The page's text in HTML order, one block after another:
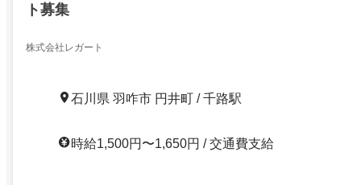
ト募集
株式会社レガート
石川県 羽咋市 円井町 / 千路駅
時給1,500円〜1,650円 / 交通費支給